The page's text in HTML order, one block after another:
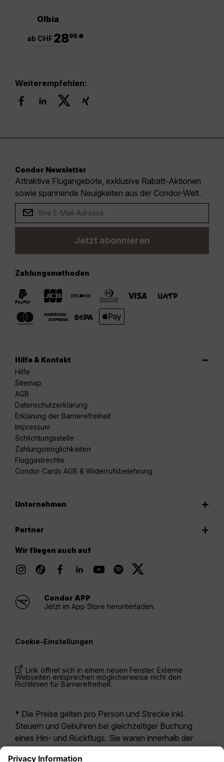
Olbia
ab CHF2895*
Weiterempfehlen:
Condor Newsletter
Attraktive Flugangebote, exklusive Rabatt-Aktionen
sowie spannende Neuigkeiten aus der Condor-Welt.
Jetzt abonnieren
Zahlungsmethoden
Hilfe & Kontakt
Hilfe
Sitemap
AGB
Datenschutzerklärung
Erklärung der Barrierefreiheit
Impressum
Schlichtungsstelle
Zahlungsmöglichkeiten
Fluggastrechte
Condor Cards AGB & Widerrufsbelehrung
Unternehmen
Partner
Wir fliegen auch auf
Condor APP
Jetzt im App Store herunterladen.
Cookie-Einstellungen
Link öffnet sich in einem neuen Fenster. Externe
Webseiten entsprechen möglicherweise nicht den
Richtlinien für Barrierefreiheit.
* Die Preise gelten pro Person und Strecke inkl.
Steuern und Gebühren bei gleichzeitiger Buchung
eines Hin- und Rückflugs. Sie waren innerhalb der